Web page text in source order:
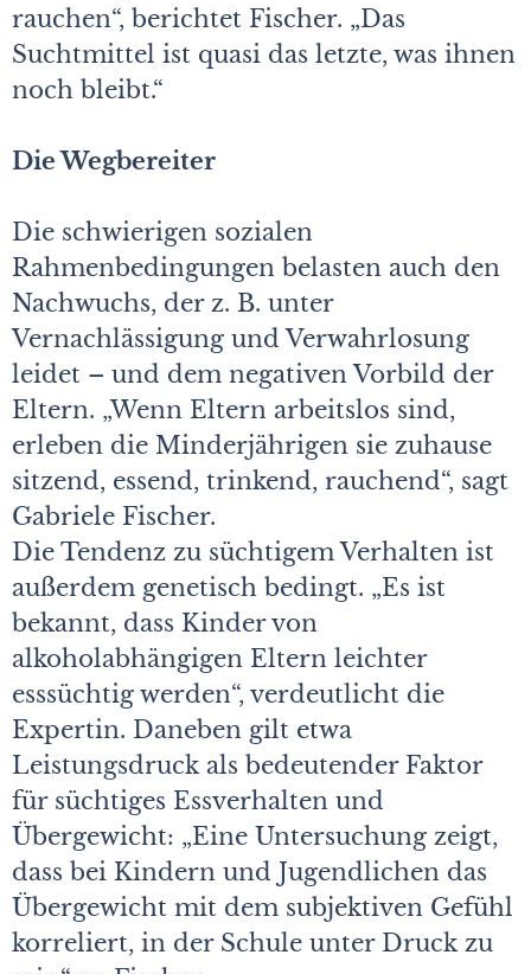
rauchen“, berichtet Fischer. „Das
Suchtmittel ist quasi das letzte, was ihnen
noch bleibt.“
Die Wegbereiter
Die schwierigen sozialen
Rahmenbedingungen belasten auch den
Nachwuchs, der z. B. unter
Vernachlässigung und Verwahrlosung
leidet – und dem negativen Vorbild der
Eltern. „Wenn Eltern arbeitslos sind,
erleben die Minderjährigen sie zuhause
sitzend, essend, trinkend, rauchend“, sagt
Gabriele Fischer.
Die Tendenz zu süchtigem Verhalten ist
außerdem genetisch bedingt. „Es ist
bekannt, dass Kinder von
alkoholabhängigen Eltern leichter
esssüchtig werden“, verdeutlicht die
Expertin. Daneben gilt etwa
Leistungsdruck als bedeutender Faktor
für süchtiges Essverhalten und
Übergewicht: „Eine Untersuchung zeigt,
dass bei Kindern und Jugendlichen das
Übergewicht mit dem subjektiven Gefühl
korreliert, in der Schule unter Druck zu